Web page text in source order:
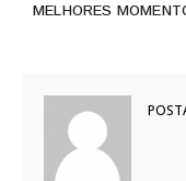
MELHORES